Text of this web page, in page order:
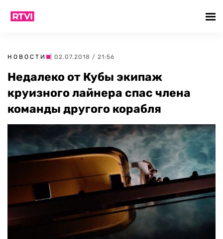
НОВОСТИ | 02.07.2018 / 21:56
Недалеко от Кубы экипаж
круизного лайнера спас члена
команды другого корабля